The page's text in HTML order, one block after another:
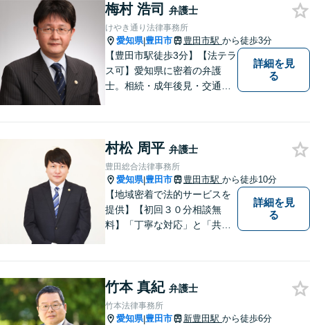
のご不安はご相談ください。
【法テラス利用可※ご利用要
件あり】
梅村 浩司 弁護士
けやき通り法律事務所
愛知県|豊田市 豊田市駅 から徒歩3分
【豊田市駅徒歩3分】【法テラ
ス可】愛知県に密着の弁護
士。相続・成年後見・交通事
談ください。【駐車場あり】
詳細を見
る
村松 周平 弁護士
豊田総合法律事務所
愛知県|豊田市 豊田市駅 から徒歩10分
【地域密着で法的サービスを
提供】【初回３０分相談無
料】「丁寧な対応」と「共
詳細を見
る
竹本 真紀 弁護士
竹本法律事務所
愛知県|豊田市 新豊田駅 から徒歩6分